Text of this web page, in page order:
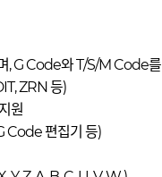
G Code와 T/S/M Code를
ZRN 등)
원
Code 편집기 등)